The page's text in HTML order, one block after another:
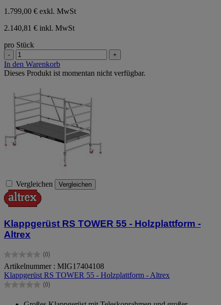
1.799,00 € exkl. MwSt
2.140,81 € inkl. MwSt
pro Stück
- +
In den Warenkorb
Dieses Produkt ist momentan nicht verfügbar.
Vergleichen Vergleichen
Klappgerüst RS TOWER 55 - Holzplattform -
Altrex
(0)
0.0
von
5
Sternen.
Artikelnummer : MIG17404108
Klappgerüst RS TOWER 55 - Holzplattform - Altrex
(0)
0.0